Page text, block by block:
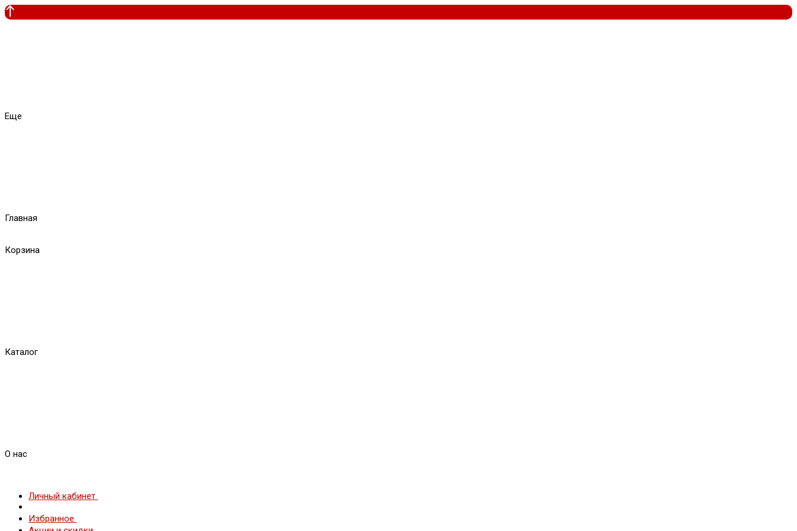
Еще
Главная
Корзина
Каталог
О нас
Личный кабинет
Избранное